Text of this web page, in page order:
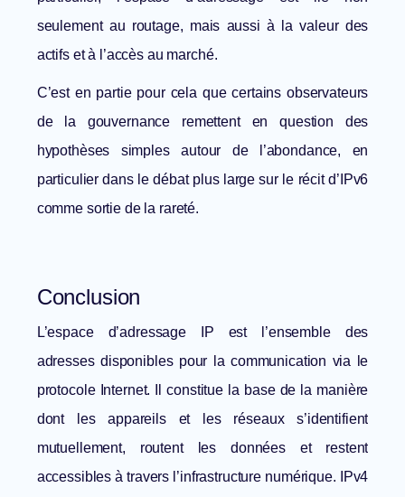
seulement au routage, mais aussi à la valeur des
actifs et à l’accès au marché.
C’est en partie pour cela que certains observateurs
de la gouvernance remettent en question des
hypothèses simples autour de l’abondance, en
particulier dans le débat plus large sur le récit d’IPv6
comme sortie de la rareté.
Conclusion
L’espace d’adressage IP est l’ensemble des
adresses disponibles pour la communication via le
protocole Internet. Il constitue la base de la manière
dont les appareils et les réseaux s’identifient
mutuellement, routent les données et restent
accessibles à travers l’infrastructure numérique. IPv4